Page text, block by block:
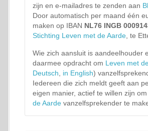
zijn en e-mailadres te zenden aan
Door automatisch per maand één
maken op IBAN NL76 INGB
Stichting Leven met de Aarde , te
Wie zich aansluit is aandeelhouder
daarmee opdracht om Leven met
Deutsch
in English)
Iedereen die zich meldt geeft aan
eigen manier, actief te willen zijn om
de Aarde vanzelfsprekender te